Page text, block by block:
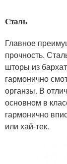
Сталь
Главное
прочность.
шторы из
гармонично
органзы. В
основном в
гармонично
или хай-тек.